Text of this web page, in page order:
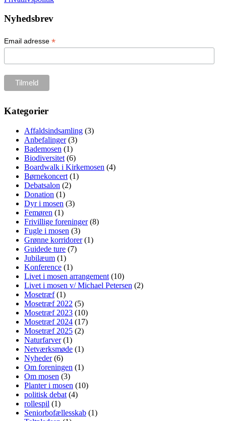
Nyhedsbrev
Email adresse *
Kategorier
Affaldsindsamling (3)
Anbefalinger(3)
Bademosen (1)
Biodiversitet (6)
Boardwalk i Kirkemosen (4)
Børnekoncert (1)
Debatsalon (2)
Donation (1)
Dyr i mosen (3)
Femøren (1)
Frivillige foreninger(8)
Fugle i mosen (3)
Grønne korridorer(1)
Guidede ture (7)
Jubilæum (1)
Konference (1)
Livet i mosen arrangement (10)
Livet i mosen v/ Michael Petersen (2)
Mosetræf(1)
Mosetræf 2022 (5)
Mosetræf 2023 (10)
Mosetræf 2024 (17)
Mosetræf 2025 (2)
Naturfarver(1)
Netværksmøde (1)
Nyheder(6)
Om foreningen (1)
Om mosen (3)
Planter i mosen (10)
politisk debat (4)
rollespil (1)
Seniorbofællesskab (1)